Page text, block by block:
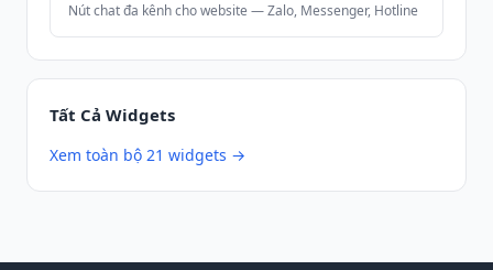
Nút chat đa kênh cho website — Zalo, Messenger, Hotline
Tất Cả Widgets
Xem toàn bộ 21 widgets →